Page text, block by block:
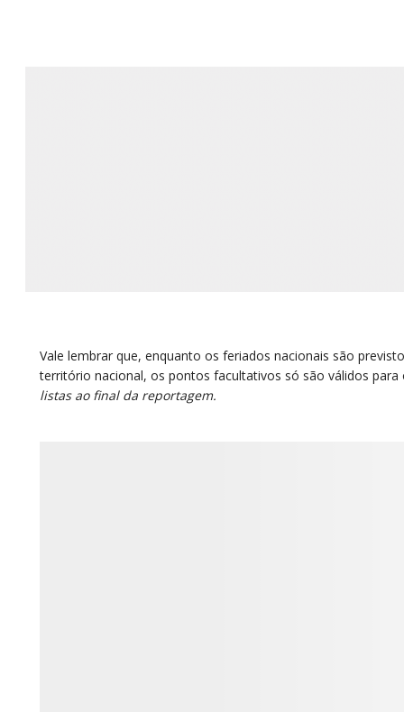
Vale lembrar que, enquanto os feriados nacionais são
território nacional, os pontos facultativos só são válidos
listas ao final da reportagem.